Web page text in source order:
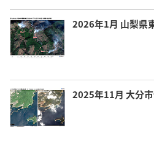
2026年1月 山梨県
2025年11月 大分